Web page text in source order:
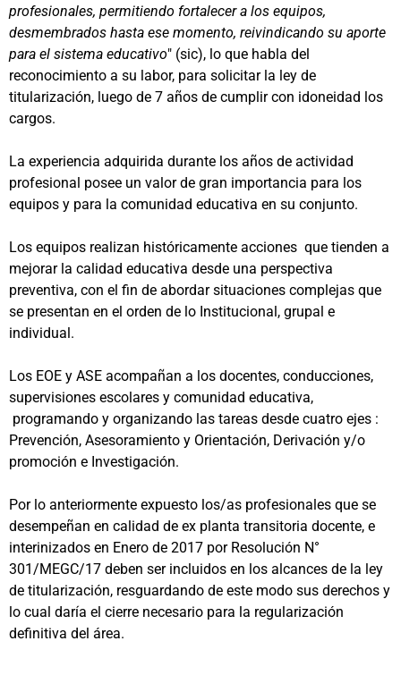
profesionales, permitiendo fortalecer a los equipos,
desmembrados hasta ese momento, reivindicando su aporte
para el sistema educativo" (sic), lo que habla del
reconocimiento a su labor, para solicitar la ley de
titularización, luego de 7 años de cumplir con idoneidad los
cargos.
La experiencia adquirida durante los años de actividad
profesional posee un valor de gran importancia para los
equipos y para la comunidad educativa en su conjunto.
Los equipos realizan históricamente acciones que tienden a
mejorar la calidad educativa desde una perspectiva
preventiva, con el fin de abordar situaciones complejas que
se presentan en el orden de lo Institucional, grupal e
individual.
Los EOE y ASE acompañan a los docentes, conducciones,
supervisiones escolares y comunidad educativa,
programando y organizando las tareas desde cuatro ejes :
Prevención, Asesoramiento y Orientación, Derivación y/o
promoción e Investigación.
Por lo anteriormente expuesto los/as profesionales que se
desempeñan en calidad de ex planta transitoria docente, e
interinizados en Enero de 2017 por Resolución N°
301/MEGC/17 deben ser incluidos en los alcances de la ley
de titularización, resguardando de este modo sus derechos y
lo cual daría el cierre necesario para la regularización
definitiva del área.